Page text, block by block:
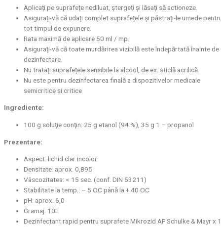
Aplicați pe suprafețe nediluat, ștergeți și lăsați să actioneze.
Asigurați-vă că udați complet suprafețele și păstrați-le umede
tot timpul de expunere.
Rata maximă de aplicare 50 ml / mp.
Asigurați-vă că toate murdărirea vizibilă este îndepărtată înainte de
dezinfectare.
Nu tratați suprafețele sensibile la alcool, de ex. sticlă acrilică.
Nu este pentru dezinfectarea finală a dispozitivelor medicale
semicritice și critice
Ingrediente:
100 g soluţie conţin: 25 g etanol (94 %), 35 g 1 – propanol
Prezentare:
Aspect: lichid clar incolor
Densitate: aprox. 0,895
Vâscozitatea: < 15 sec. (conf. DIN 53211)
Stabilitate la temp.: – 5 OC până la + 40 OC
pH: aprox. 6,0
Gramaj: 10L
Dezinfectant rapid pentru suprafete Mikrozid AF Schulke & Mayr x 1